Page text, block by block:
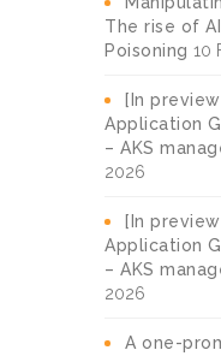
The rise of
Poisoning 10
[In
Application
– AKS
2026
[In
Application
– AKS
2026
A one-